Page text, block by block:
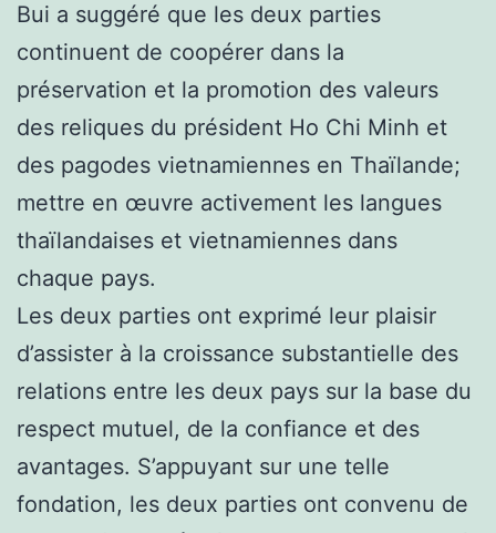
Bui a suggéré que les deux parties
continuent de coopérer dans la
préservation et la promotion des valeurs
des reliques du président Ho Chi Minh et
des pagodes vietnamiennes en Thaïlande;
mettre en œuvre activement les langues
thaïlandaises et vietnamiennes dans
chaque pays.
Les deux parties ont exprimé leur plaisir
d’assister à la croissance substantielle des
relations entre les deux pays sur la base du
respect mutuel, de la confiance et des
avantages. S’appuyant sur une telle
fondation, les deux parties ont convenu de